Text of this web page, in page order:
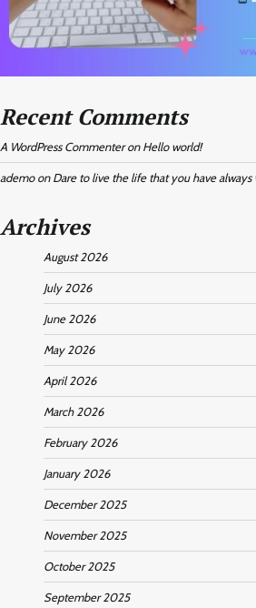
Recent Comments
A WordPress Commenteron Hello world!
ademoon Dare to live the life that you have always
Archives
August 2026
July 2026
June 2026
May 2026
April 2026
March 2026
February 2026
January 2026
December 2025
November 2025
October 2025
September 2025